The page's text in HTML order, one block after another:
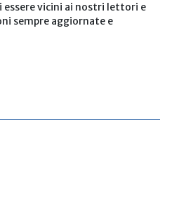
essere vicini ai nostri lettori e
sempre aggiornate e